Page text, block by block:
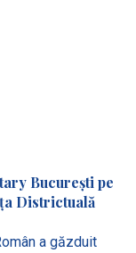
București pe
Districtuală
a găzduit